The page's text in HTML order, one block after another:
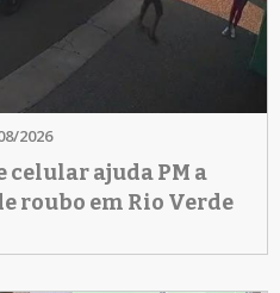
2026
celular ajuda PM a
roubo em Rio Verde